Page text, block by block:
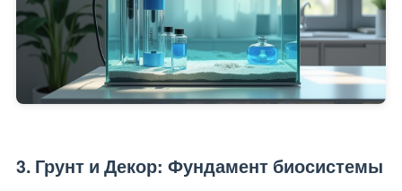
3. Грунт и Декор: Фундамент биосистемы